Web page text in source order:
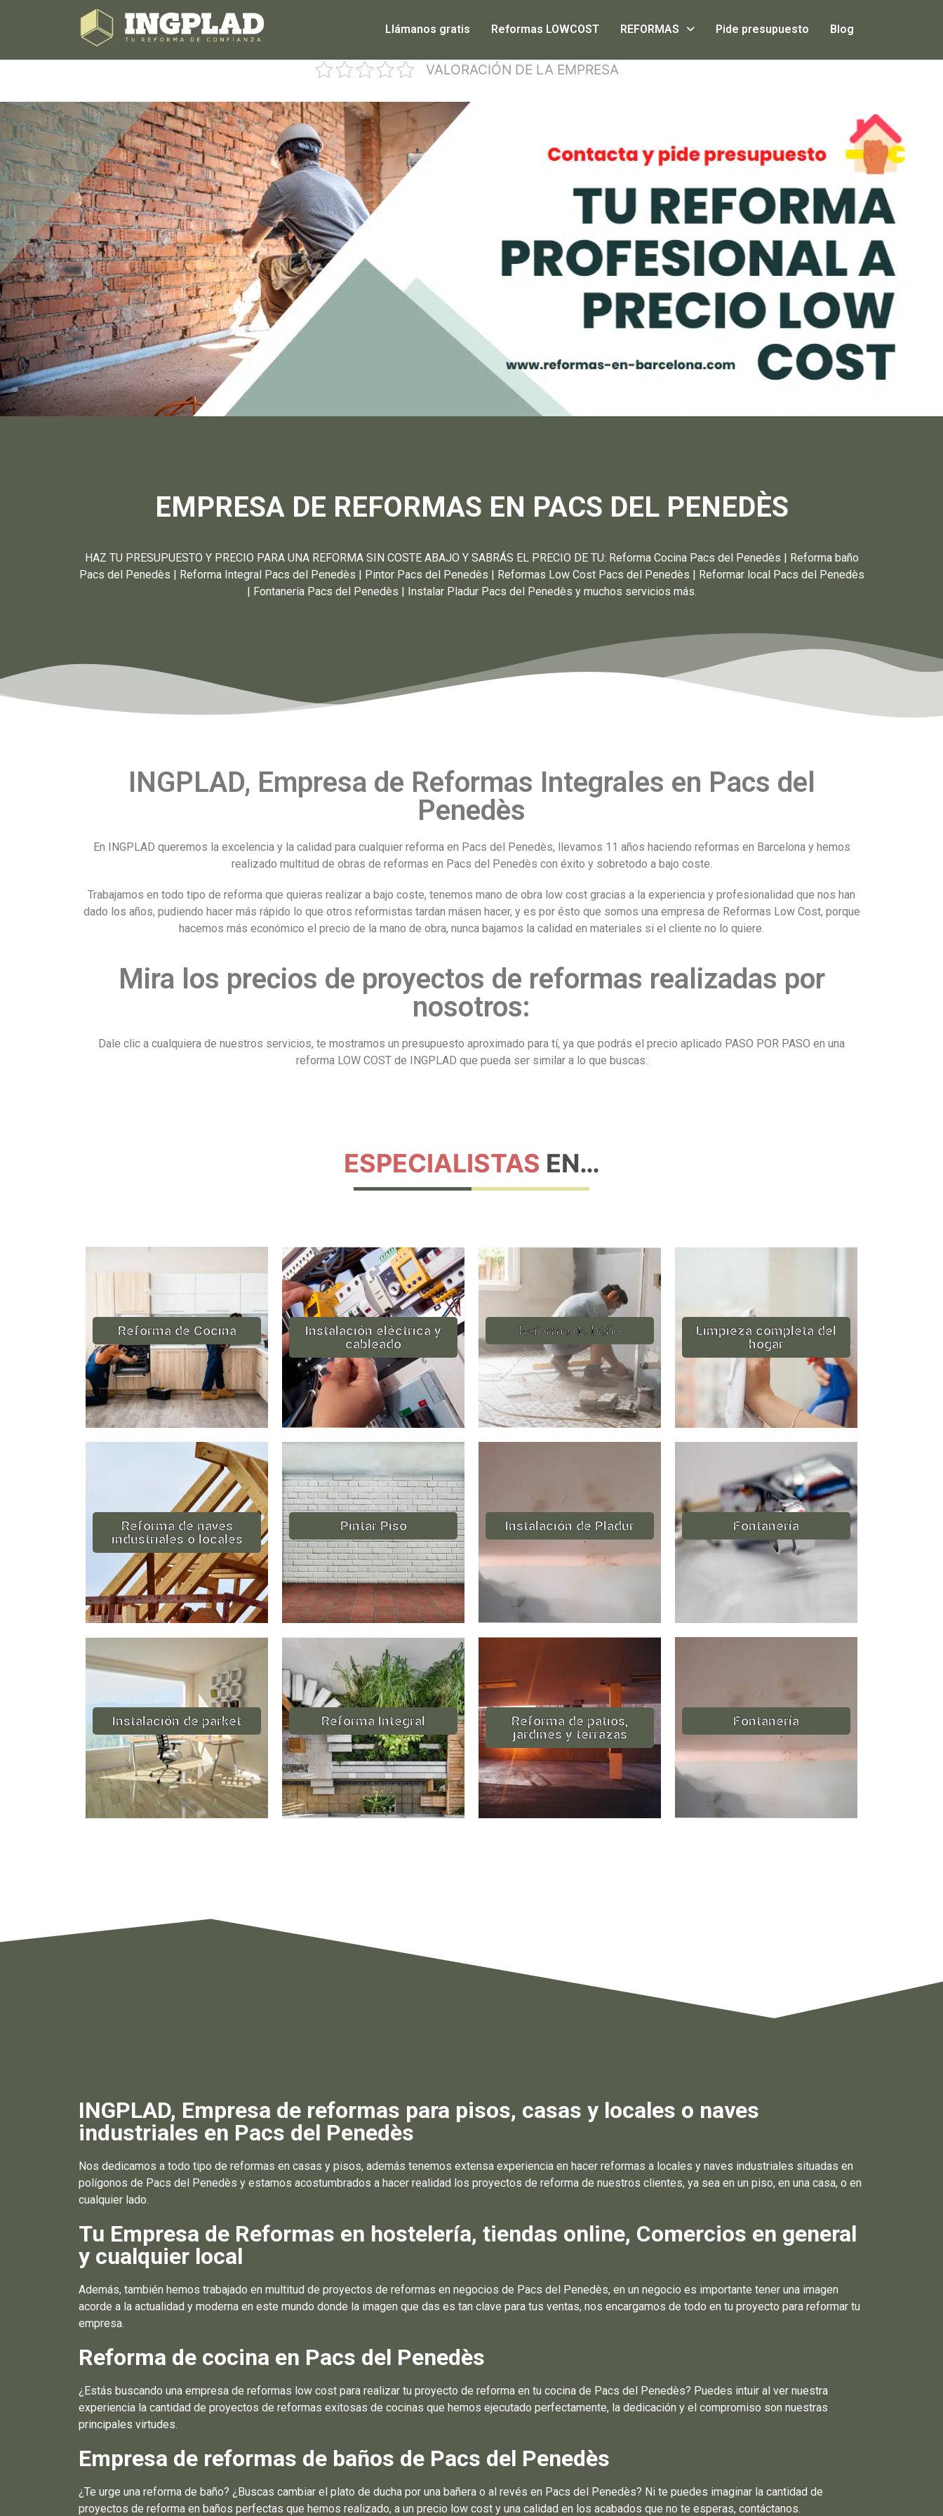
Llámanos gratis Reformas LOWCOST REFORMAS Pide presupuesto Blog
VALORACIÓN DE LA EMPRESA
EMPRESA DE REFORMAS EN PACS DEL PENEDÈS
HAZ TU PRESUPUESTO Y PRECIO PARA UNA REFORMA SIN COSTE ABAJO Y SABRÁS EL PRECIO DE TU: Reforma Cocina Pacs del Penedès | Reforma baño
Pacs del Penedès | Reforma Integral Pacs del Penedès | Pintor Pacs del Penedès | Reformas Low Cost Pacs del Penedès | Reformar local Pacs del Penedès
| Fontanería Pacs del Penedès | Instalar Pladur Pacs del Penedès y muchos servicios más.
INGPLAD, Empresa de Reformas Integrales en Pacs del
Penedès
En INGPLAD queremos la excelencia y la calidad para cualquier reforma en Pacs del Penedès, llevamos 11 años haciendo reformas en Barcelona y hemos
realizado multitud de obras de reformas en Pacs del Penedès con éxito y sobretodo a bajo coste.
Trabajamos en todo tipo de reforma que quieras realizar a bajo coste, tenemos mano de obra low cost gracias a la experiencia y profesionalidad que nos han
dado los años, pudiendo hacer más rápido lo que otros reformistas tardan másen hacer, y es por ésto que somos una empresa de Reformas Low Cost, porque
hacemos más económico el precio de la mano de obra, nunca bajamos la calidad en materiales si el cliente no lo quiere.
Mira los precios de proyectos de reformas realizadas por
nosotros:
Dale clic a cualquiera de nuestros servicios, te mostramos un presupuesto aproximado para tí, ya que podrás el precio aplicado PASO POR PASO en una
reforma LOW COST de INGPLAD que pueda ser similar a lo que buscas:
ESPECIALISTAS EN…
Reforma de Cocina
Instalación eléctrica y
cableado
Reforma de baño
Limpieza completa del
hogar
Reforma de naves
industriales o locales
Pintar Piso Instalación de Pladur Fontanería
Instalación de parket Reforma Integral
Reforma de patios,
jardines y terrazas
Fontanería
INGPLAD, Empresa de reformas para pisos, casas y locales o naves
industriales en Pacs del Penedès
Nos dedicamos a todo tipo de reformas en casas y pisos, además tenemos extensa experiencia en hacer reformas a locales y naves industriales situadas en
polígonos de Pacs del Penedès y estamos acostumbrados a hacer realidad los proyectos de reforma de nuestros clientes, ya sea en un piso, en una casa, o en
cualquier lado.
Tu Empresa de Reformas en hostelería, tiendas online, Comercios en general
y cualquier local
Además, también hemos trabajado en multitud de proyectos de reformas en negocios de Pacs del Penedès, en un negocio es importante tener una imagen
acorde a la actualidad y moderna en este mundo donde la imagen que das es tan clave para tus ventas, nos encargamos de todo en tu proyecto para reformar tu
empresa.
Reforma de cocina en Pacs del Penedès
¿Estás buscando una empresa de reformas low cost para realizar tu proyecto de reforma en tu cocina de Pacs del Penedès? Puedes intuir al ver nuestra
experiencia la cantidad de proyectos de reformas exitosas de cocinas que hemos ejecutado perfectamente, la dedicación y el compromiso son nuestras
principales virtudes.
Empresa de reformas de baños de Pacs del Penedès
¿Te urge una reforma de baño? ¿Buscas cambiar el plato de ducha por una bañera o al revés en Pacs del Penedès? Ni te puedes imaginar la cantidad de
proyectos de reforma en baños perfectas que hemos realizado, a un precio low cost y una calidad en los acabados que no te esperas, contáctanos.